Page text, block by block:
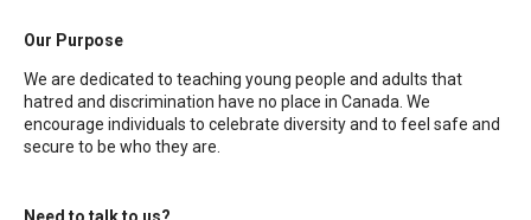
Our Purpose
We are dedicated to teaching young people and adults that
hatred and discrimination have no place in Canada. We
encourage individuals to celebrate diversity and to feel safe and
secure to be who they are.